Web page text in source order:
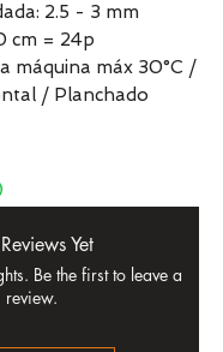
2.5 - 3 mm
cm = 24p
máquina máx 30°C /
/ Planchado
Yet
Be the first to leave a
review.